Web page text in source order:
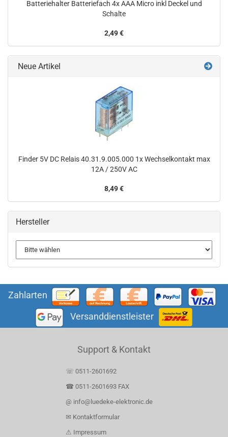
Batteriehalter Batteriefach 4x AAA Micro inkl Deckel und
Schalte
2,49 €
Neue Artikel
Finder 5V DC Relais 40.31.9.005.000 1x Wechselkontakt max
12A / 250V AC
8,49 €
Hersteller
Zahlarten
Versanddienstleister
Support & Kontakt
☏ 0511-2601692
☎ 0511-2601693 FAX
@ info@luedeke-elektronic.de
✉ Kontaktformular
⚠ Impressum